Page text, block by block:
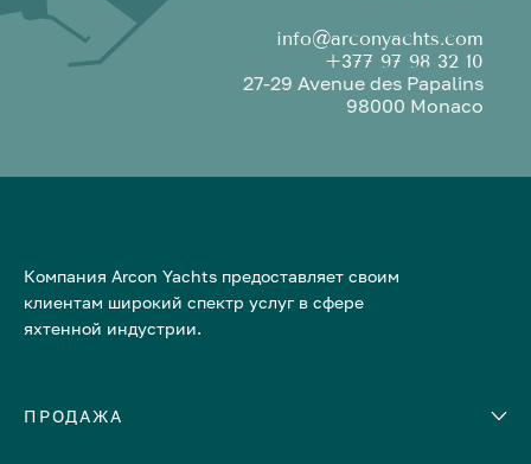
info@arconyachts.com
+377 97 98 32 10
27-29 Avenue des Papalins
98000 Monaco
Компания Arcon Yachts предоставляет своим
клиентам широкий спектр услуг в сфере
яхтенной индустрии.
ПРОДАЖА